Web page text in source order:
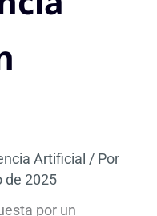
Artificial / Por
de 2025
por un